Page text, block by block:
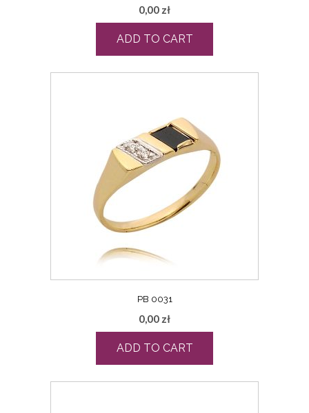
0,00 zł
ADD TO CART
PB 0031
0,00 zł
ADD TO CART